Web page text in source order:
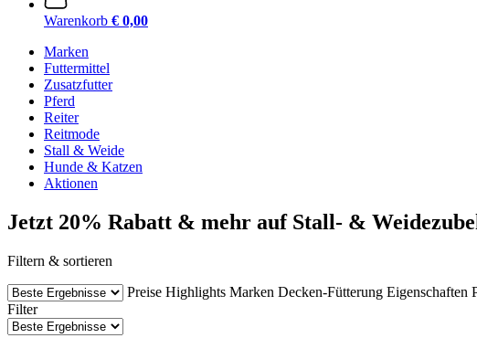
Warenkorb € 0,00
Marken
Futtermittel
Zusatzfutter
Pferd
Reiter
Reitmode
Stall & Weide
Hunde & Katzen
Aktionen
Jetzt 20% Rabatt & mehr auf Stall- &
Filtern & sortieren
Preise Highlights Marken Decken-Fütterung Eigenschaften
Filter